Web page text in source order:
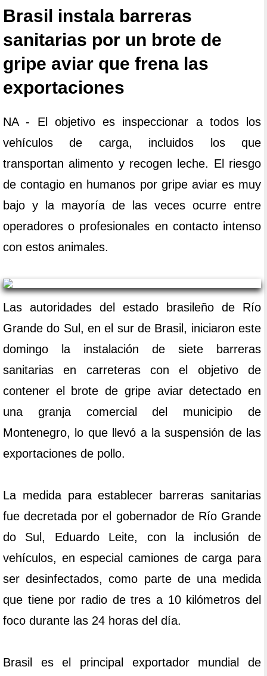
Brasil instala barreras
sanitarias por un brote de
gripe aviar que frena las
exportaciones
NA - El objetivo es inspeccionar a todos los
vehículos de carga, incluidos los que
transportan alimento y recogen leche. El riesgo
de contagio en humanos por gripe aviar es muy
bajo y la mayoría de las veces ocurre entre
operadores o profesionales en contacto intenso
con estos animales.
Las autoridades del estado brasileño de Río
Grande do Sul, en el sur de Brasil, iniciaron este
domingo la instalación de siete barreras
sanitarias en carreteras con el objetivo de
contener el brote de gripe aviar detectado en
una granja comercial del municipio de
Montenegro, lo que llevó a la suspensión de las
exportaciones de pollo.
La medida para establecer barreras sanitarias
fue decretada por el gobernador de Río Grande
do Sul, Eduardo Leite, con la inclusión de
vehículos, en especial camiones de carga para
ser desinfectados, como parte de una medida
que tiene por radio de tres a 10 kilómetros del
foco durante las 24 horas del día.
Brasil es el principal exportador mundial de